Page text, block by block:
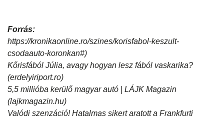
Forrás:
https://kronikaonline.ro/szines/korisfabol-keszult-
csodaauto-koronkan#)
Kőrisfából Júlia, avagy hogyan lesz fából vaskarika?
(erdelyiriport.ro)
5,5 millióba kerülő magyar autó | LÁJK Magazin
(lajkmagazin.hu)
Valódi szenzáció! Hatalmas sikert aratott a Frankfurti